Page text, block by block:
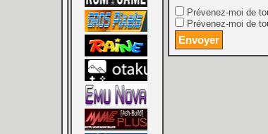
Prévenez-moi de
Prévenez-moi de